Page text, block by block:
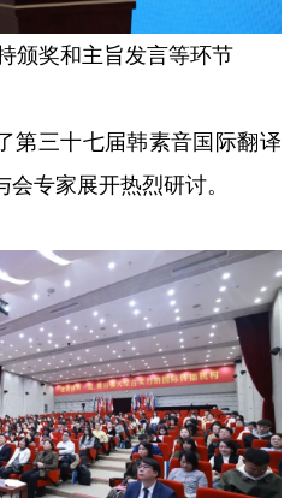
颁奖和主旨发言等环节
第三十七届韩素音国际翻译
专家展开热烈研讨。